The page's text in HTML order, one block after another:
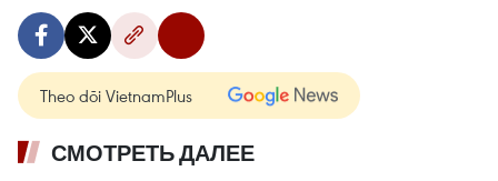
Theo dõi VietnamPlus
СМОТРЕТЬ ДАЛЕЕ